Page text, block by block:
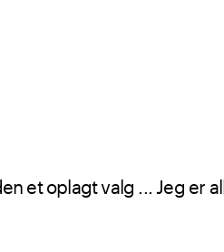
et oplagt valg ... Jeg er